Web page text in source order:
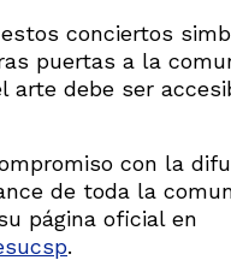
conciertos
puertas a la
debe ser
con la
de toda la
página oficial en
.